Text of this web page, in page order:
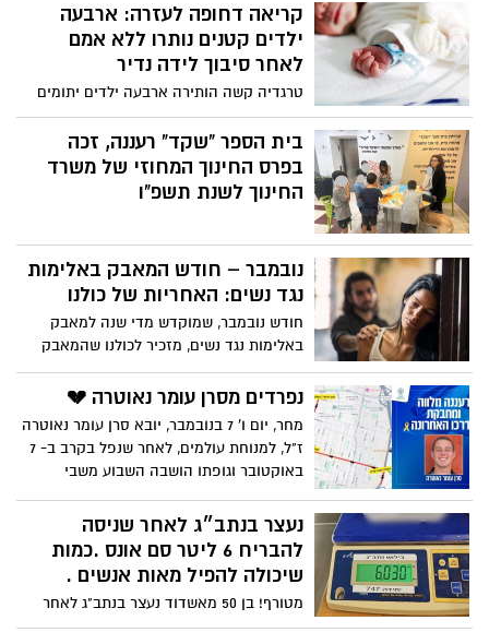
חברתי
קריאה דחופה לעזרה: ארבעה
ילדים קטנים נותרו ללא אמם
לאחר סיבוך לידה נדיר
טרגדיה קשה הותירה ארבעה ילדים יתומים
מאמם, מרת אביטל מרגי ע״ה, שנפטרה בגיל
31 לאחר סיבוך לידה נדיר וקשה. אביטל, אם
לשלושה ילדים צעירים ובהריון ללידתה
הרביעית, הגיעה לבית החולים לפני מספר
ימים אך הליך הלידה השגרתי הפך בן רגע
בית הספר "שקד" רעננה, זכה
בפרס החינוך המחוזי של משרד
החינוך לשנת תשפ"ו
נובמבר – חודש המאבק באלימות
נגד נשים: האחריות של כולנו
חודש נובמבר, שמוקדש מדי שנה למאבק
באלימות נגד נשים, מזכיר לכולנו שהמאבק
הזה איננו נחלתן של נשים בלבד. לגברים
בישראל יש תפקיד חשוב לא מתוך אשמה,
האחריות לזהות, לעצור ולפעול לפני שמילה
הופכת למכה, ולפני שמתח הופך לאסון. גורמי
המקצוע מזהירים כי שנתיים של מצב חירום
לאומי ולחימה מתמשכת יצרו קרקע פורייה
לאלימות בתוך הבית. מילואים ממושכים,
פיטורים, חרדות ומתח כלכלי כל אלה מגבירים
את הסיכון לאלימות במשפחה, והזינוק
הדרמטי בכמות כלי הנשק במרחב האזרחי
נפרדים מסרן עומר נאוטרה 💔
מחר, יום ו' 7 בנובמבר, יובא סרן עומר נאוטרה
ז"ל, למנוחת עולמים, לאחר שנפל בקרב ב- 7
באוקטובר וגופתו הושבה השבוע משבי
נעצר בנתב״ג לאחר שניסה
להבריח 6 ליטר סם אונס .כמות
שיכולה להפיל מאות אנשים .
מטורף! בן 50 מאשדוד נעצר בנתב"ג לאחר
שניסה להבריח לארץ 6 ליטר של סם אונס.